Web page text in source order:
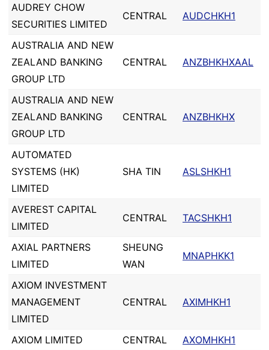
AUDREY CHOW
SECURITIES LIMITED
CENTRAL AUDCHKH1
AUSTRALIA AND NEW
ZEALAND BANKING
GROUP LTD
CENTRAL ANZBHKHXAAL
AUSTRALIA AND NEW
ZEALAND BANKING
GROUP LTD
CENTRAL ANZBHKHX
AUTOMATED
SYSTEMS (HK)
LIMITED
SHA TIN ASLSHKH1
AVEREST CAPITAL
LIMITED
CENTRAL TACSHKH1
AXIAL PARTNERS
LIMITED
SHEUNG
WAN
MNAPHKK1
AXIOM INVESTMENT
MANAGEMENT
LIMITED
CENTRAL AXIMHKH1
AXIOM LIMITED CENTRAL
AXOMHKH1